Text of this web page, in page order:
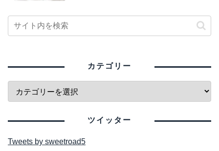
カテゴリー
ツイッター
Tweets by sweetroad5